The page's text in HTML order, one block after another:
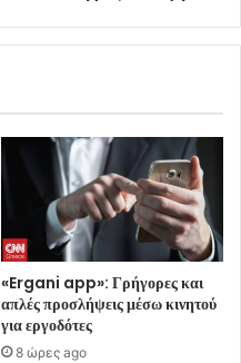
«Ergani app»: Γρήγορες και
απλές προσλήψεις μέσω κινητού
για εργοδότες
8 ώρες ago